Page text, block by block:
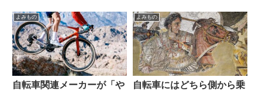
でm43対応。でもこれって
誰向けのカメラなの？（海
外掲示板から）
う？（海外掲示板から）
よみもの
自転車関連メーカーが「や
よみもの
自転車にはどちら側から乗